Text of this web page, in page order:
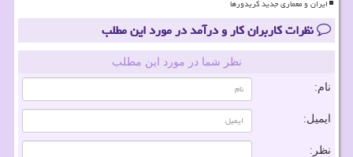
ایران و معماری جدید کریدورها
نظرات کاربران کار و درآمد در مورد این مطلب
نظر شما در مورد این مطلب
نام:
ایمیل:
نظر: